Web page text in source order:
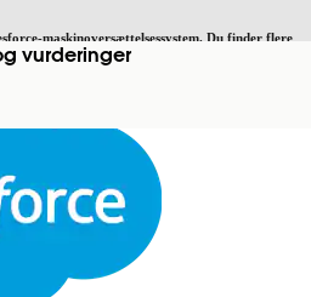
maskinoversættelsessystem. Du finder flere
nuvurderinger